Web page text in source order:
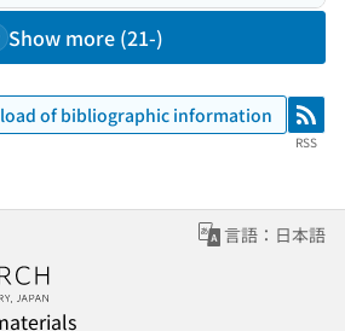
Show more (21-)
of bibliographic information RSS
RSS
言語：日本語